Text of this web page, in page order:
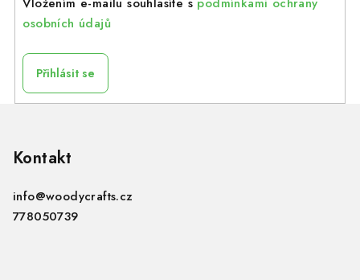
osobních údajů
Přihlásit se
Kontakt
info@woodycrafts.cz
778050739